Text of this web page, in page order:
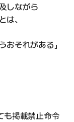
しながら
は、
おそれがある」
も掲載禁止命令